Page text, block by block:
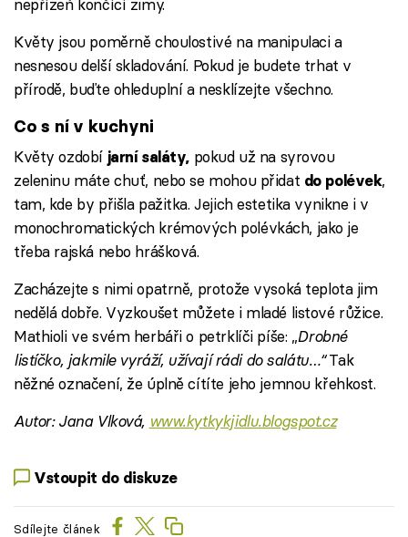
nepřízeň končící zimy.
Květy jsou poměrně choulostivé na manipulaci a
nesnesou delší skladování. Pokud je budete trhat v
přírodě, buďte ohleduplní a nesklízejte všechno.
Co s ní v kuchyni
Květy ozdobí jarní saláty, pokud už na syrovou
zeleninu máte chuť, nebo se mohou přidat do polévek,
tam, kde by přišla pažitka. Jejich estetika vynikne i v
monochromatických krémových polévkách, jako je
třeba rajská nebo hrášková.
Zacházejte s nimi opatrně, protože vysoká teplota jim
nedělá dobře. Vyzkoušet můžete i mladé listové růžice.
Mathioli ve svém herbáři o petrklíči píše: „Drobné
listíčko, jakmile vyráží, užívají rádi do salátu…“Tak
něžné označení, že úplně cítíte jeho jemnou křehkost.
Autor: Jana Vlková, www.kytkykjidlu.blogspot.cz
Vstoupit do diskuze
Sdílejte článek